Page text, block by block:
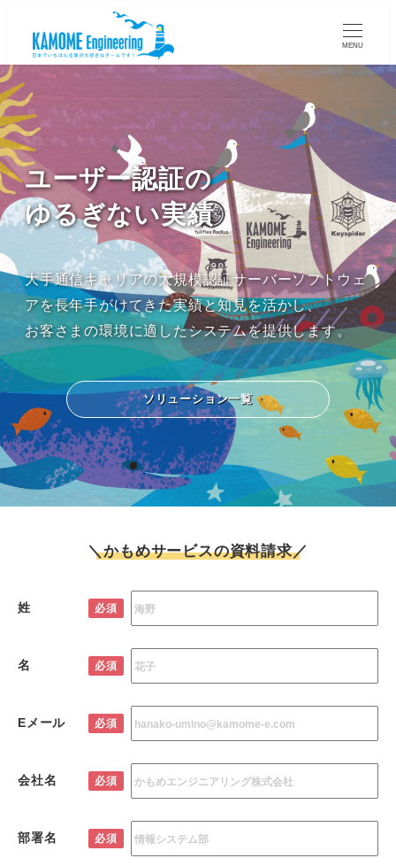
MENU
ユーザー認証の
ゆるぎない実績
大手通信キャリアの大規模認証サーバーソフトウェ
アを長年手がけてきた実績と知見を活かし、
お客さまの環境に適したシステムを提供します。
ソリューション一覧
＼かもめサービスの資料請求／
姓 必須
名 必須
Eメール 必須
会社名 必須
部署名 必須